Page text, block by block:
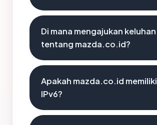
Di mana mengajukan keluhan
tentang mazda.co.id?
Apakah mazda.co.id memiliki
IPv6?